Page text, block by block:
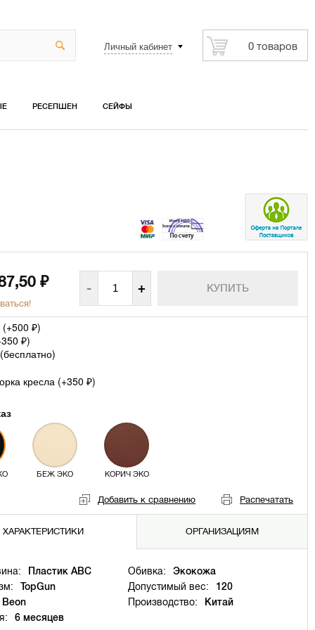
Личный кабинет 0 товаров
РЕСЕПШЕН СЕЙФЫ
₽ - +
(+500 ₽)
350 ₽)
бесплатно)
кресла (+350 ₽)
БЕЖ ЭКО КОРИЧ ЭКО
Добавить к сравнению Распечатать
ХАРАКТЕРИСТИКИ ОРГАНИЗАЦИЯМ
Пластик ABC Обивка:
Экокожа
TopGun Допустимый вес:
120
Beon
Производство:
Китай
6 месяцев